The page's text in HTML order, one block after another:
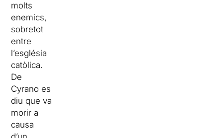
molts
enemics,
sobretot
entre
l’església
catòlica.
De
Cyrano es
diu que va
morir a
causa